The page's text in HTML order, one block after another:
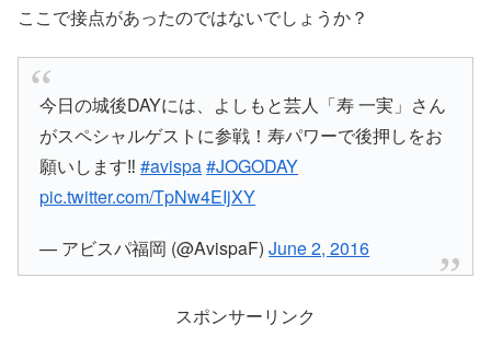
ここで接点があったのではないでしょうか？
今日の城後DAYには、よしもと芸人「寿 一実」さん
がスペシャルゲストに参戦！寿パワーで後押しをお
願いします‼︎#avispa#JOGODAY
pic.twitter.com/TpNw4EIjXY
— アビスパ福岡 (@AvispaF)June 2, 2016
スポンサーリンク